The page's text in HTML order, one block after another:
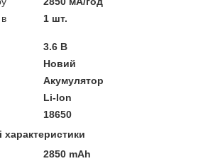
1 шт.
3.6 В
Новий
Акумулятор
Li-Ion
18650
характеристики
2850 mAh